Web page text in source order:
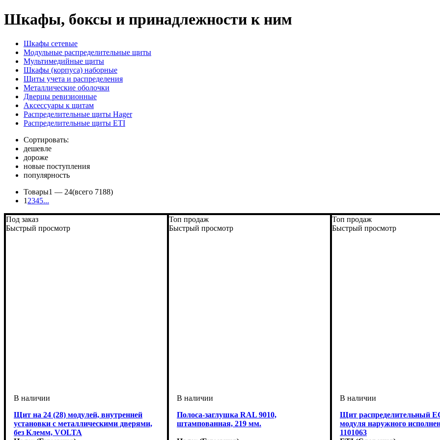
Шкафы, боксы и принадлежности к ним
Шкафы сетевые
Модульные распределительные щиты
Мультимедийные щиты
Шкафы (корпуса) наборные
Щиты учета и распределения
Металлические оболочки
Дверцы ревизионные
Аксессуары к щитам
Распределительные щиты Hager
Распределительные щиты ETI
Сортировать:
дешевле
дороже
новые поступления
популярность
Товары1 — 24(всего 7188)
1 2345...
Под заказ
Быстрый просмотр
Щит на 24 (28) модулей, внутренней
установки с металлическими дверями,
без Клемм, VOLTA
Топ продаж
Быстрый просмотр
Полоса-заглушка RAL 9010,
штампованная, 219 мм.
Топ продаж
Быстрый просмотр
Щит распределительный
модуля наружного
1101063